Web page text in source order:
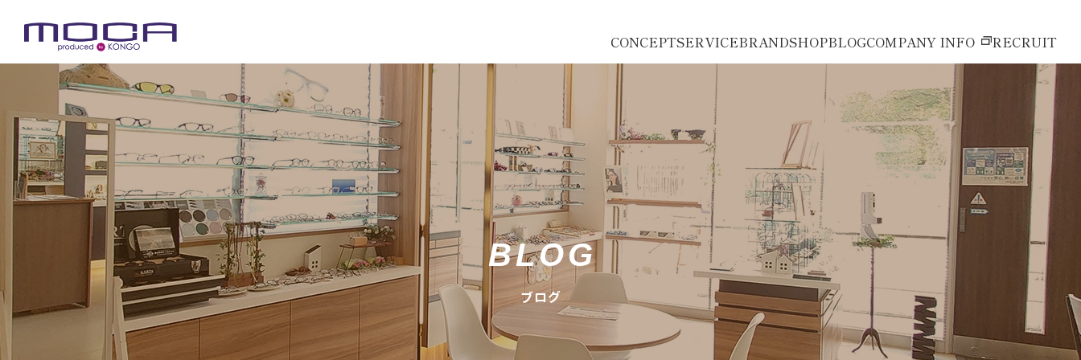
CONCEPTSERVICEBRANDSHOPBLOGCOMPANY INFO RECRUIT
BLOG
ブログ